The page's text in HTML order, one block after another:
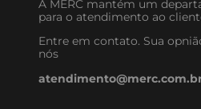
A MERC mantém um
para o atendimento ao
Entre em contato. Sua
nós